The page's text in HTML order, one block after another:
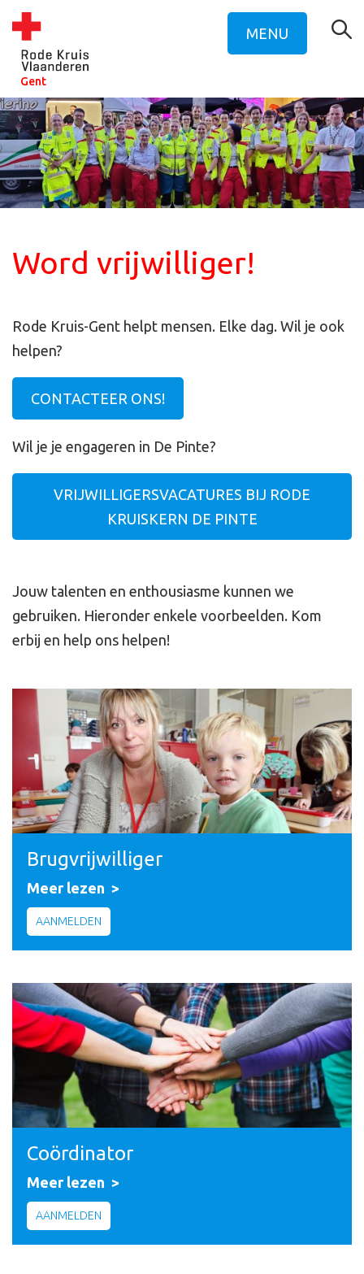
Gent
MENU
Word vrijwilliger!
Rode Kruis-Gent helpt mensen. Elke dag. Wil je ook
helpen?
CONTACTEER ONS!
Wil je je engageren in De Pinte?
VRIJWILLIGERSVACATURES BIJ RODE
KRUISKERN DE PINTE
Jouw talenten en enthousiasme kunnen we
gebruiken. Hieronder enkele voorbeelden. Kom
erbij en help ons helpen!
Brugvrijwilliger
Meer lezen
AANMELDEN
Coördinator
Meer lezen
AANMELDEN